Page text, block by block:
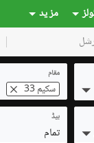
مز ید
مقام
سکیم 33
بیڈ
تمام